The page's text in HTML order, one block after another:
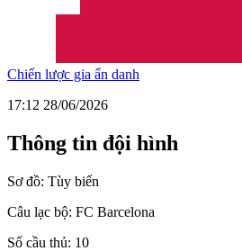
Chiến lược gia ẩn danh
17:12 28/06/2026
Thông tin đội hình
Sơ đồ: Tùy biến
Câu lạc bộ: FC Barcelona
Số cầu thủ: 10